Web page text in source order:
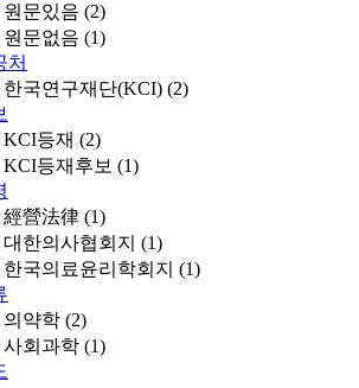
원문있음 (2)
원문없음 (1)
처
한국연구재단(KCI) (2)
KCI등재 (2)
KCI등재후보 (1)
經營法律 (1)
대한의사협회지 (1)
한국의료윤리학회지 (1)
의약학 (2)
사회과학 (1)